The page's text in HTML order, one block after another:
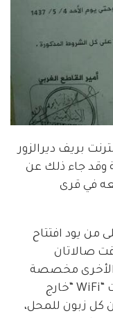
بريف ديرالزور
وقد جاء ذلك عن
في قرى
من يود افتتاح
صالاتان
مخصصة
للنساء، كما يحظر نشر شبكة الإنترنت “WiFi “خارج
زبون للمحل،